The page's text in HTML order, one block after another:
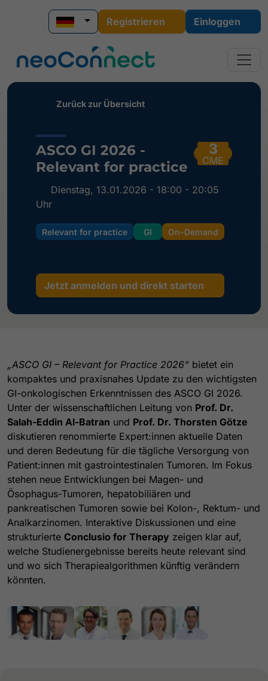
Registrieren Einloggen
Zurück zur Übersicht
ASCO GI 2026 -
Relevant for practice
3
CME
Dienstag, 13.01.2026 - 18:00 - 20:05
Uhr
Relevant for practice GI On-Demand
Jetzt anmelden und direkt starten
„ASCO GI – Relevant for Practice 2026“ bietet ein
kompaktes und praxisnahes Update zu den wichtigsten
GI-onkologischen Erkenntnissen des ASCO GI 2026.
Unter der wissenschaftlichen Leitung von Prof. Dr.
Salah-Eddin Al-Batran und Prof. Dr. Thorsten Götze
diskutieren renommierte Expert:innen aktuelle Daten
und deren Bedeutung für die tägliche Versorgung von
Patient:innen mit gastrointestinalen Tumoren. Im Fokus
stehen neue Entwicklungen bei Magen- und
Ösophagus-Tumoren, hepatobiliären und
pankreatischen Tumoren sowie bei Kolon-, Rektum- und
Analkarzinomen. Interaktive Diskussionen und eine
strukturierte Conclusio for Therapy zeigen klar auf,
welche Studienergebnisse bereits heute relevant sind
und wo sich Therapiealgorithmen künftig verändern
könnten.